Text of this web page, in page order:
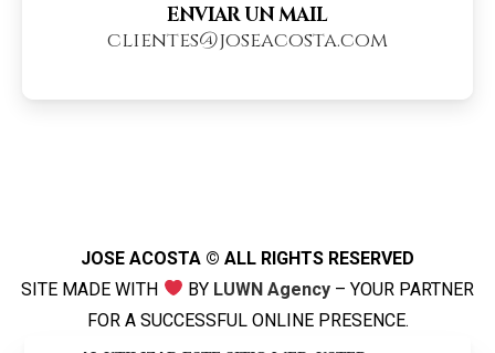
ENVIAR UN MAIL
clientes@joseacosta.com
JOSE ACOSTA © ALL RIGHTS RESERVED
SITE MADE WITH
BY LUWN Agency– YOUR PARTNER
FOR A SUCCESSFUL ONLINE PRESENCE.